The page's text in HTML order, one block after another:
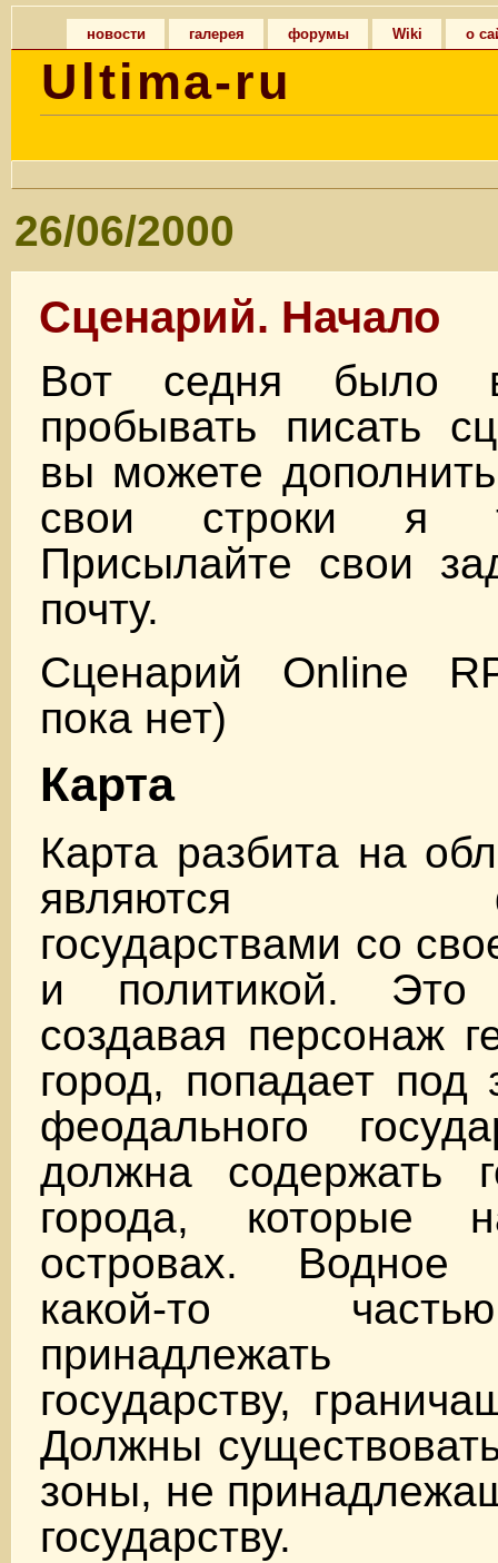
новости галерея форумы Wiki о
Ultima-ru
26/06/2000
Сценарий. Начало
Вот седня было
пробывать писать
вы можете
свои строки я
Присылайте свои
почту.
Сценарий Online
пока нет)
Карта
Карта разбита на
являются
государствами со
и политикой. Это
создавая персонаж
город, попадает под
феодального
должна содержать
города, которые
островах. Водное
какой-то
принадлежать
государству,
Должны
зоны, не
государству.